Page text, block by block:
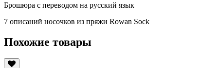
Брошюра с переводом на русский язык
7 описаний носочков из пряжи Rowan Sock
Похожие товары